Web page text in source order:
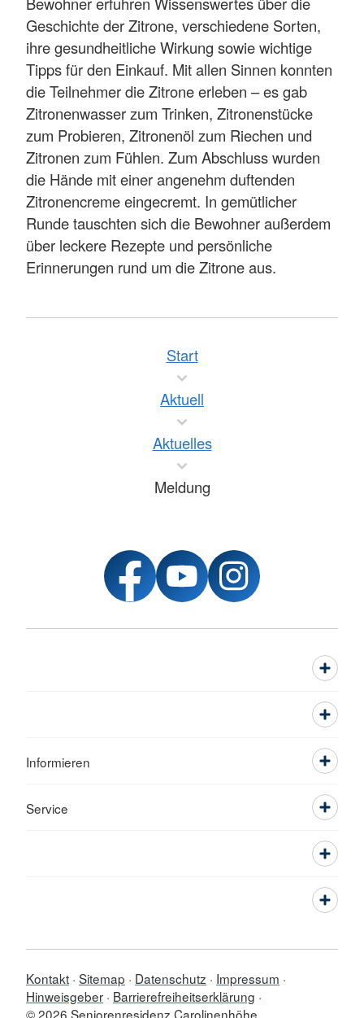
Geschichte der Zitrone, verschiedene Sorten,
ihre gesundheitliche Wirkung sowie wichtige
Tipps für den Einkauf. Mit allen Sinnen konnten
die Teilnehmer die Zitrone erleben – es gab
Zitronenwasser zum Trinken, Zitronenstücke
zum Probieren, Zitronenöl zum Riechen und
Zitronen zum Fühlen. Zum Abschluss wurden
die Hände mit einer angenehm duftenden
Zitronencreme eingecremt. In gemütlicher
Runde tauschten sich die Bewohner außerdem
über leckere Rezepte und persönliche
Erinnerungen rund um die Zitrone aus.
Start
Aktuell
Aktuelles
Meldung
Informieren
Service
Kontakt Sitemap Datenschutz
Impressum
Hinweisgeber Barrierefreiheitserklärung
© 2026 Seniorenresidenz Carolinenhöhe